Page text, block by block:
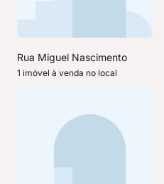
Rua Miguel Nascimento
1 imóvel à venda no local